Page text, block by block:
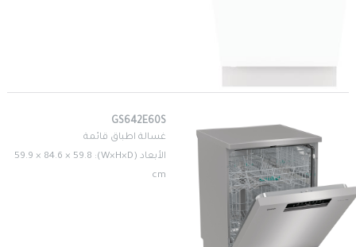
GS642E60S
غسالة اطباق قائمة
الأبعاد (W×H×D): 59.9 × 84.6 × 59.8
cm